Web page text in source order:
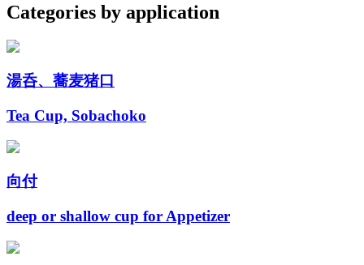
Categories by application
湯呑、蕎麦猪口
Tea Cup, Sobachoko
向付
deep or shallow cup for Appetizer